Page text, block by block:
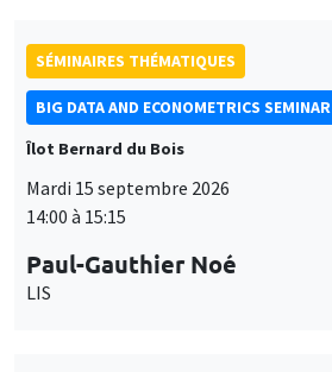
SÉMINAIRES THÉMATIQUES
BIG DATA AND ECONOMETRICS SEMINAR
Îlot Bernard du Bois
Mardi 15 septembre 2026
14:00 à 15:15
Paul-Gauthier Noé
LIS